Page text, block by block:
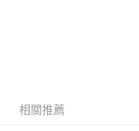
相關推薦